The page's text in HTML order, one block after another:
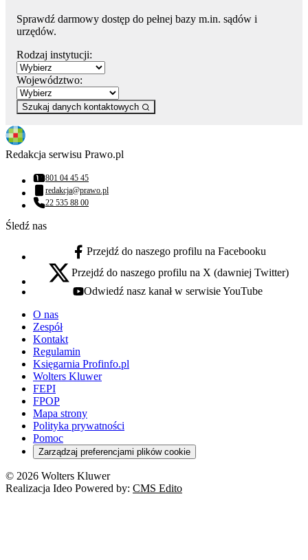
Sprawdź darmowy dostęp do pełnej bazy m.in. sądów i
urzędów.
Rodzaj instytucji:
Województwo:
Szukaj danych kontaktowych
Redakcja serwisu Prawo.pl
Numer telefonu:
801 04 45 45
Adres email:
redakcja@prawo.pl
Numer telefonu:
22 535 88 00
Śledź nas
facebook - otwiera się w nowej karcie
Przejdź do naszego profilu na Facebooku
x - otwiera się w nowej karcie
Przejdź do naszego profilu na X (dawniej Twitter)
youtube - otwiera się w nowej karcie
Odwiedź nasz kanał w serwisie YouTube
O nas
Zespół
Kontakt
Regulamin
Księgarnia Profinfo.pl
Wolters Kluwer
FEPI
FPOP
Mapa strony
Polityka prywatności
Pomoc
Zarządzaj preferencjami plików cookie
© 2026 Wolters Kluwer
Realizacja Ideo Powered by: CMS Edito